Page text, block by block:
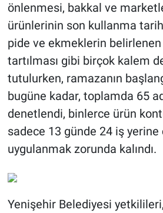
önlenmesi, bakkal ve
ürünlerinin son kullanma
pide ve ekmeklerin
tartılması gibi birçok kalem
tutulurken, ramazanın
bugüne kadar, toplamda 65
denetlendi, binlerce ürün
sadece 13 günde 24 iş
uygulanmak zorunda kalındı.
Yenişehir Belediyesi